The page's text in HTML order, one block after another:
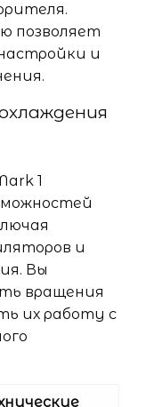
позволяет
и
1
и
Вы
вращения
их работу с